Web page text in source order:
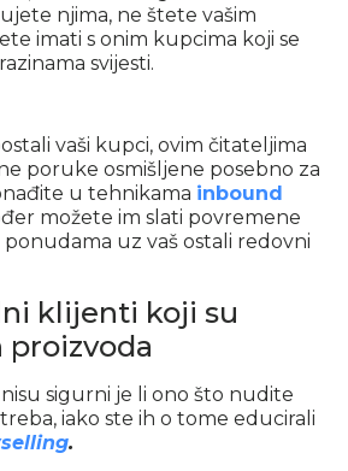
njima, ne štete vašim
imati s onim kupcima koji se
svijesti.
vaši kupci, ovim čitateljima
poruke osmišljene posebno za
u tehnikama inbound
možete im slati ​​povremene
ponudama uz vaš ostali redovni
klijenti koji su
proizvoda
sigurni je li ono što nudite
iako ste ih o tome educirali
.